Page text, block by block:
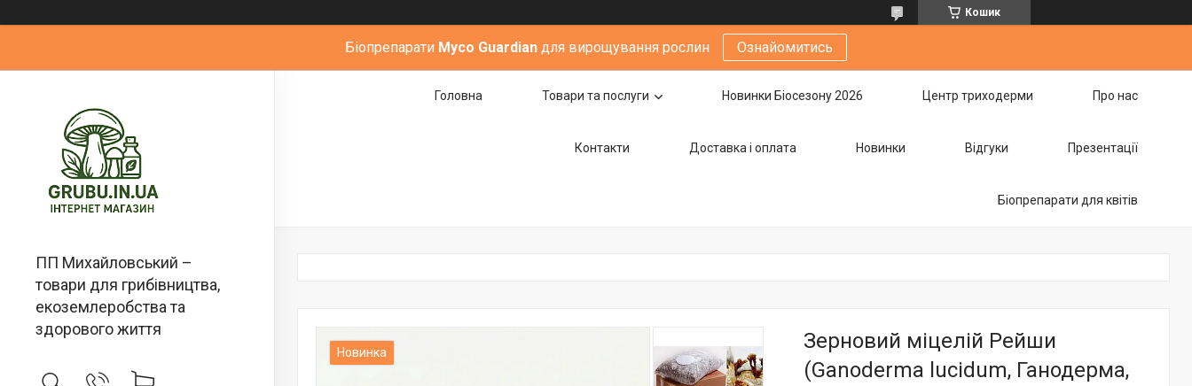
Кошик
Біопрепарати Мyco Guardian для вирощування рослин Ознайомитись
ПП Михайловський –
товари для грибівництва,
екоземлеробства та
здорового життя
Головна Товари та послуги Новинки Біосезону 2026 Центр триходерми Про нас
Контакти Доставка i оплата Новинки Відгуки Презентації
Біопрепарати для квітів
Новинка
Зерновий міцелій Рейши
(Ganoderma lucidum, Ганодерма,